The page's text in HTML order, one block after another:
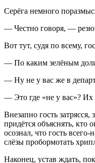
Серёга немного
— Честно говоря, —
Вот тут, судя по всему,
— По каким зелёным
— Ну не у вас же в
— Это где «не у вас»? Их
Внезапно гость
придётся объяснять, кто
осознал, что гость
слёзы пробормотать
Наконец, устав ждать,